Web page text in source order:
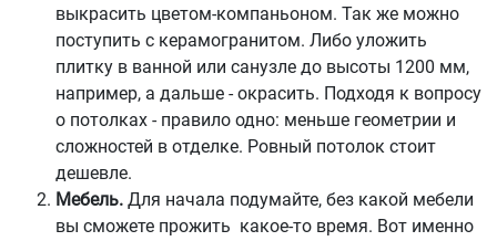
выкрасить цветом-компаньоном. Так же можно
поступить с керамогранитом. Либо уложить
плитку в ванной или санузле до высоты 1200 мм,
например, а дальше - окрасить. Подходя к вопросу
о потолках - правило одно: меньше геометрии и
сложностей в отделке. Ровный потолок стоит
дешевле.
Мебель. Для начала подумайте, без какой мебели
вы сможете прожить какое-то время. Вот именно